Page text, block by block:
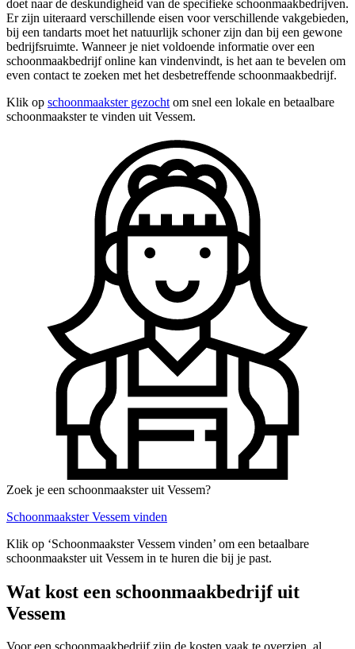
doet naar de deskundigheid van de specifieke schoonmaakbedrijven.
Er zijn uiteraard verschillende eisen voor verschillende vakgebieden,
bij een tandarts moet het natuurlijk schoner zijn dan bij een gewone
bedrijfsruimte. Wanneer je niet voldoende informatie over een
schoonmaakbedrijf online kan vindenvindt, is het aan te bevelen om
even contact te zoeken met het desbetreffende schoonmaakbedrijf.
Klik op schoonmaakster gezocht om snel een lokale en betaalbare
schoonmaakster te vinden uit Vessem.
Zoek je een schoonmaakster uit Vessem?
Schoonmaakster Vessem vinden
Klik op ‘Schoonmaakster Vessem vinden’ om een betaalbare
schoonmaakster uit Vessem in te huren die bij je past.
Wat kost een schoonmaakbedrijf uit
Vessem